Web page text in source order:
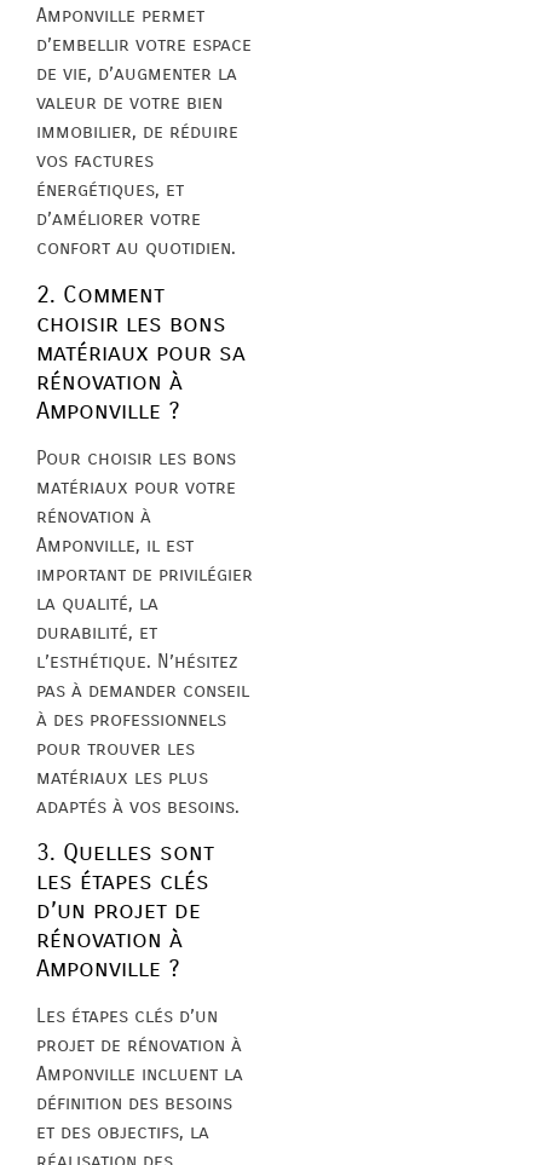
Amponville permet
d’embellir votre espace
de vie, d’augmenter la
valeur de votre bien
immobilier, de réduire
vos factures
énergétiques, et
d’améliorer votre
confort au quotidien.
2. Comment
choisir les bons
matériaux pour sa
rénovation à
Amponville ?
Pour choisir les bons
matériaux pour votre
rénovation à
Amponville, il est
important de privilégier
la qualité, la
durabilité, et
l’esthétique. N’hésitez
pas à demander conseil
à des professionnels
pour trouver les
matériaux les plus
adaptés à vos besoins.
3. Quelles sont
les étapes clés
d’un projet de
rénovation à
Amponville ?
Les étapes clés d’un
projet de rénovation à
Amponville incluent la
définition des besoins
et des objectifs, la